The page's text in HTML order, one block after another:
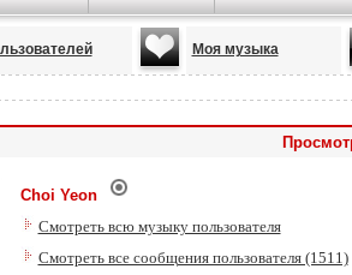
Моя музыка
Choi Yeon
Смотреть всю музыку пользователя
Смотреть все сообщения пользователя (1511)